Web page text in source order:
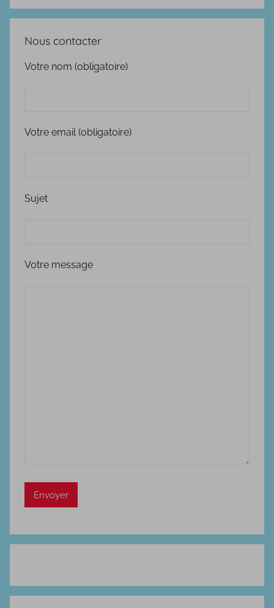
Nous contacter
Votre nom (obligatoire)
Votre email (obligatoire)
Sujet
Votre message